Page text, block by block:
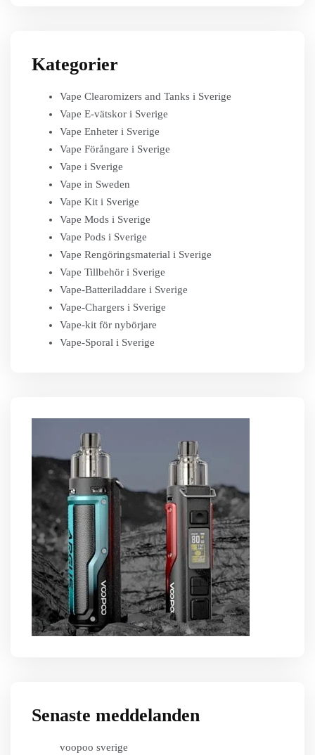
Kategorier
Vape Clearomizers and Tanks i Sverige
Vape E-vätskor i Sverige
Vape Enheter i Sverige
Vape Förångare i Sverige
Vape i Sverige
Vape in Sweden
Vape Kit i Sverige
Vape Mods i Sverige
Vape Pods i Sverige
Vape Rengöringsmaterial i Sverige
Vape Tillbehör i Sverige
Vape-Batteriladdare i Sverige
Vape-Chargers i Sverige
Vape-kit för nybörjare
Vape-Sporal i Sverige
Senaste meddelanden
voopoo sverige